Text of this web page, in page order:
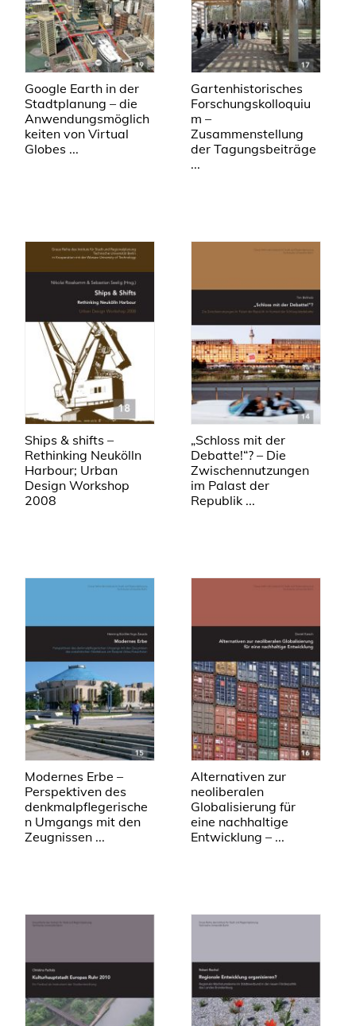
Google Earth in der
Stadtplanung – die
Anwendungsmöglich
keiten von Virtual
Globes ...
Gartenhistorisches
Forschungskolloquiu
m –
Zusammenstellung
der Tagungsbeiträge
...
Ships & shifts –
Rethinking Neukölln
Harbour; Urban
Design Workshop
2008
„Schloss mit der
Debatte!“? – Die
Zwischennutzungen
im Palast der
Republik ...
Modernes Erbe –
Perspektiven des
denkmalpflegerische
n Umgangs mit den
Zeugnissen ...
Alternativen zur
neoliberalen
Globalisierung für
eine nachhaltige
Entwicklung – ...